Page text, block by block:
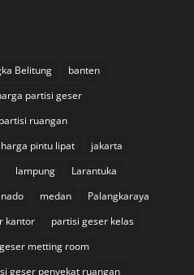
Belitung
banten
partisi geser
ruangan
harga pintu lipat
jakarta
lampung
Larantuka
medan
Palangkaraya
kantor
partisi geser kelas
metting room
geser penyekat ruangan